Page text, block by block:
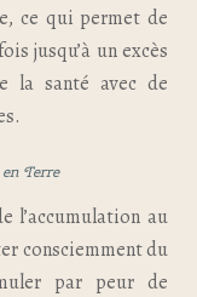
ce qui permet de
jusqu’à un excès
la santé avec de
Terre
l’accumulation au
consciemment du
par peur de